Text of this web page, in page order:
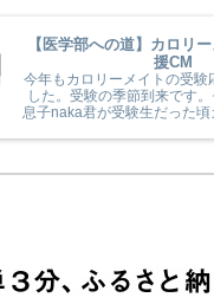
【医学部への道】カロリ
援CM
今年もカロリーメイトの受験
した。受験の季節到来です
息子naka君が受験生だった頃
(^^) 今年のカロリーメイト